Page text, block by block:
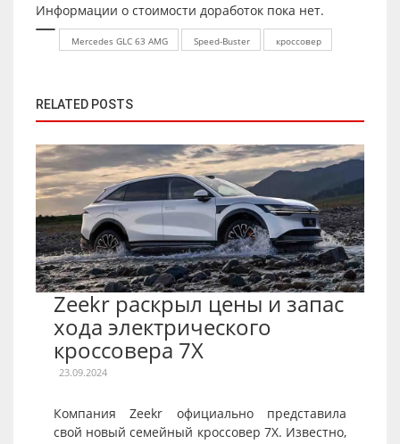
Информации о стоимости доработок пока нет.
Mercedes GLC 63 AMG Speed-Buster кроссовер
RELATED POSTS
Zeekr раскрыл цены и запас
хода электрического
кроссовера 7X
23.09.2024
Компания Zeekr официально представила
свой новый семейный кроссовер 7X. Известно,